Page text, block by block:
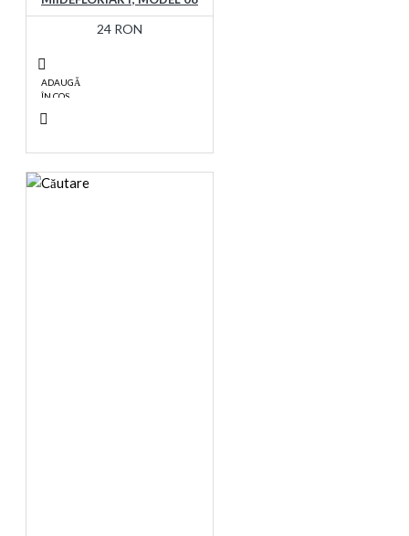
24 RON
ADAUGĂ
ÎN COŞ